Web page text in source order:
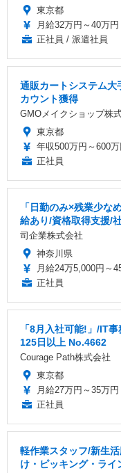
東京都
月給32万円～40万円
正社員 / 派遣社員
通販カートシステム大
カウント獲得
GMOメイクショップ株
東京都
年収500万円～600万
正社員
「日勤のみ×残業少な
給あり/資格取得支援/
司企業株式会社
神奈川県
月給24万5,000円～
正社員
「8月入社可能!」/IT
125日以上 No.4662
Courage Path株式会社
東京都
月給27万円～35万円
正社員
軽作業スタッフ/新生
け・ピッキング・ライ